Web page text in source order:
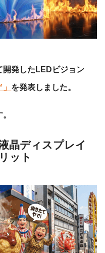
開発したLEDビジョン
を発表しました。
晶ディスプレイ
ット